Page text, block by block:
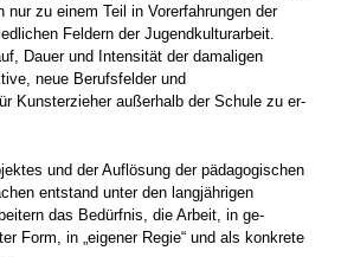
nur zu einem Teil in Vorerfahrungen der
Feldern der Jugendkul­turarbeit.
Dauer und Intensität der damaligen
neue Berufsfelder und
Kunsterzieher außerhalb der Schule zu er­
und der Auflösung der pädagogischen
entstand unter den langjährigen
das Bedürfnis, die Arbeit, in ge­
Form, in „eigener Re­gie“ und als konkrete